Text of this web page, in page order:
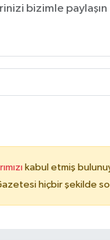
kabul etmiş
hiçbir şekilde